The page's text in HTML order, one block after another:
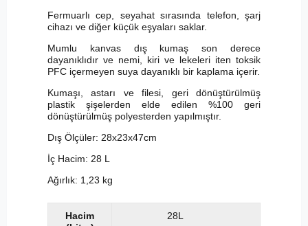
Fermuarlı cep, seyahat sırasında telefon, şarj
cihazı ve diğer küçük eşyaları saklar.
Mumlu kanvas dış kumaş son derece
dayanıklıdır ve nemi, kiri ve lekeleri iten toksik
PFC içermeyen suya dayanıklı bir kaplama içerir.
Kumaşı, astarı ve filesi, geri dönüştürülmüş
plastik şişelerden elde edilen %100 geri
dönüştürülmüş polyesterden yapılmıştır.
Dış Ölçüler: 28x23x47cm
İç Hacim: 28 L
Ağırlık: 1,23 kg
Hacim
28L